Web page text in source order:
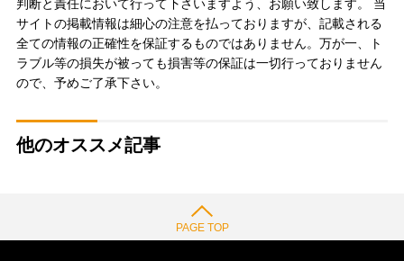
判断と責任において行って下さいますよう、お願い致します。 当
サイトの掲載情報は細心の注意を払っておりますが、記載される
全ての情報の正確性を保証するものではありません。万が一、ト
ラブル等の損失が被っても損害等の保証は一切行っておりません
ので、予めご了承下さい。
他のオススメ記事
PAGE TOP